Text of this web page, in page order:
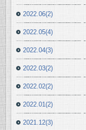
2022.06(2)
2022.05(4)
2022.04(3)
2022.03(2)
2022.02(2)
2022.01(2)
2021.12(3)